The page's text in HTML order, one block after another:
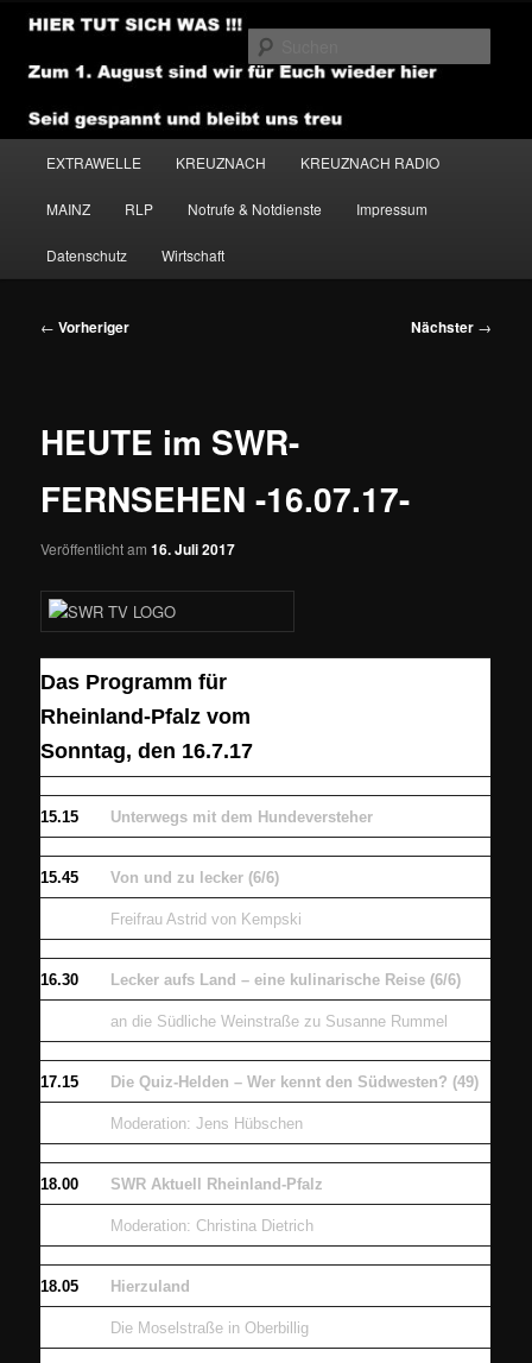
Zum
primären
Inhalt
NEWSHOUSE.MEDIA
EXTRAWELLE KREUZNACH KREUZNACH RADIO
MAINZ RLP Notrufe & Notdienste Impressum
Datenschutz Wirtschaft
Beitragsnavigation
← Vorheriger Nächster →
HEUTE im SWR-
FERNSEHEN -16.07.17-
Veröffentlicht am16. Juli 2017
Das Programm für
Rheinland-Pfalz vom
Sonntag, den 16.7.17
15.15 Unterwegs mit dem Hundeversteher
15.45 Von und zu lecker (6/6)
Freifrau Astrid von Kempski
16.30 Lecker aufs Land – eine kulinarische Reise (6/6)
an die Südliche Weinstraße zu Susanne Rummel
17.15 Die Quiz-Helden – Wer kennt den Südwesten? (49)
Moderation: Jens Hübschen
18.00 SWR Aktuell Rheinland-Pfalz
Moderation: Christina Dietrich
18.05 Hierzuland
Die Moselstraße in Oberbillig